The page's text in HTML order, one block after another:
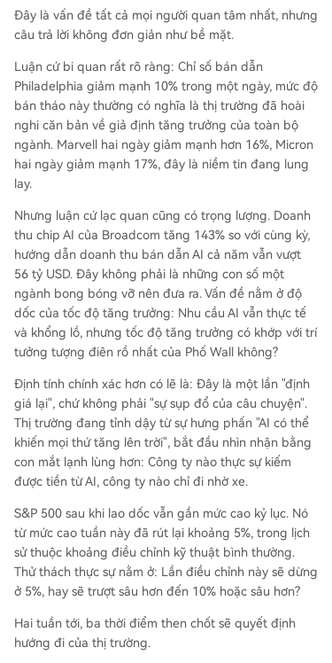
Đây là vấn đề tất cả mọi người quan tâm nhất, nhưng
câu trả lời không đơn giản như bề mặt.
Luận cứ bi quan rất rõ ràng: Chỉ số bán dẫn
Philadelphia giảm mạnh 10% trong một ngày, mức độ
bán tháo này thường có nghĩa là thị trường đã hoài
nghi căn bản về giả định tăng trưởng của toàn bộ
ngành. Marvell hai ngày giảm mạnh hơn 16%, Micron
hai ngày giảm mạnh 17%, đây là niềm tin đang lung
lay.
Nhưng luận cứ lạc quan cũng có trọng lượng. Doanh
thu chip AI của Broadcom tăng 143% so với cùng kỳ,
hướng dẫn doanh thu bán dẫn AI cả năm vẫn vượt
56 tỷ USD. Đây không phải là những con số một
ngành bong bóng vỡ nên đưa ra. Vấn đề nằm ở độ
dốc của tốc độ tăng trưởng: Nhu cầu AI vẫn thực tế
và khổng lồ, nhưng tốc độ tăng trưởng có khớp với trí
tưởng tượng điên rồ nhất của Phố Wall không?
Định tính chính xác hơn có lẽ là: Đây là một lần "định
giá lại", chứ không phải "sự sụp đổ của câu chuyện".
Thị trường đang tỉnh dậy từ sự hưng phấn "AI có thể
khiến mọi thứ tăng lên trời", bắt đầu nhìn nhận bằng
con mắt lạnh lùng hơn: Công ty nào thực sự kiếm
được tiền từ AI, công ty nào chỉ đi nhờ xe.
S&P 500 sau khi lao dốc vẫn gần mức cao kỷ lục. Nó
từ mức cao tuần này đã rút lại khoảng 5%, trong lịch
sử thuộc khoảng điều chỉnh kỹ thuật bình thường.
Thử thách thực sự nằm ở: Lần điều chỉnh này sẽ dừng
ở 5%, hay sẽ trượt sâu hơn đến 10% hoặc sâu hơn?
Hai tuần tới, ba thời điểm then chốt sẽ quyết định
hướng đi của thị trường.